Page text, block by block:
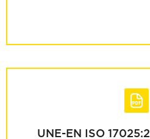
UNE-EN ISO